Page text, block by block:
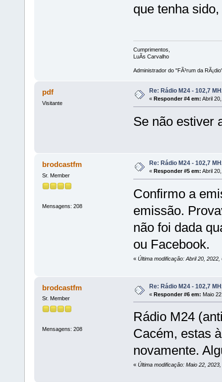
que tenha
Cumprimentos,
LuÃ­s Carvalho
Administrador do "FÃ³rum da
pdf
Visitante
Re: Rádio M24 - 102,7
« Responder #4 em: Abril
Se não estiver
brodcastfm
Sr. Member
Mensagens: 208
Re: Rádio M24 - 102,7
« Responder #5 em: Abril
Confirmo a
emissão.
não foi dada
ou Facebook.
« Última modificação: Abril 20,
brodcastfm
Sr. Member
Mensagens: 208
Re: Rádio M24 - 102,7
« Responder #6 em: Maio
Rádio M24
Cacém, estas
novamente.
« Última modificação: Maio 22,